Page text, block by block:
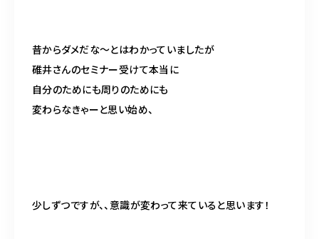
昔からダメだな〜とはわかっていましたが
碓井さんのセミナー受けて本当に
自分のためにも周りのためにも
変わらなきゃーと思い始め、
少しずつですが、、意識が変わって来ていると思います！